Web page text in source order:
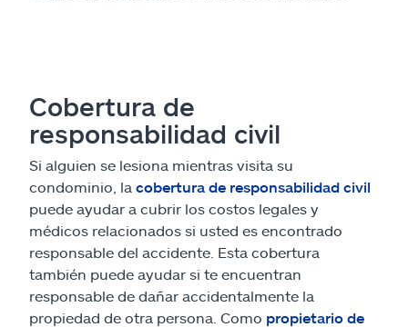
Cobertura de
responsabilidad civil
Si alguien se lesiona mientras visita su
condominio, la cobertura de responsabilidad civil
puede ayudar a cubrir los costos legales y
médicos relacionados si usted es encontrado
responsable del accidente. Esta cobertura
también puede ayudar si te encuentran
responsable de dañar accidentalmente la
propiedad de otra persona. Como propietario de